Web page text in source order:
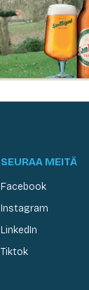
SEURAA MEITÄ
Facebook
Instagram
LinkedIn
Tiktok